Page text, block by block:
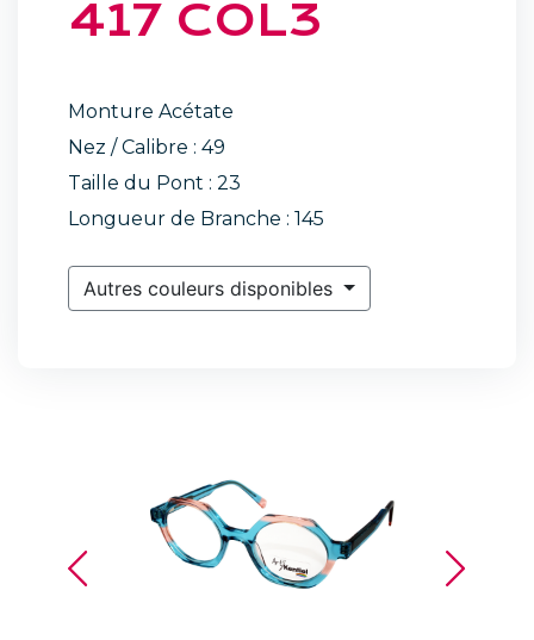
417 COL3
Monture Acétate
Nez / Calibre : 49
Taille du Pont : 23
Longueur de Branche : 145
Autres couleurs disponibles